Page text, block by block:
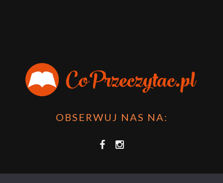
OBSERWUJ NAS NA: